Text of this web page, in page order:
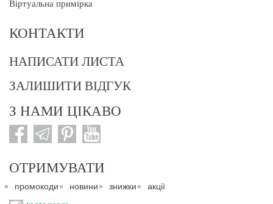
Віртуальна примірка
КОНТАКТИ
НАПИСАТИ ЛИСТА
ЗАЛИШИТИ ВІДГУК
З НАМИ ЦІКАВО
ОТРИМУВАТИ
промокоди новини знижки акції